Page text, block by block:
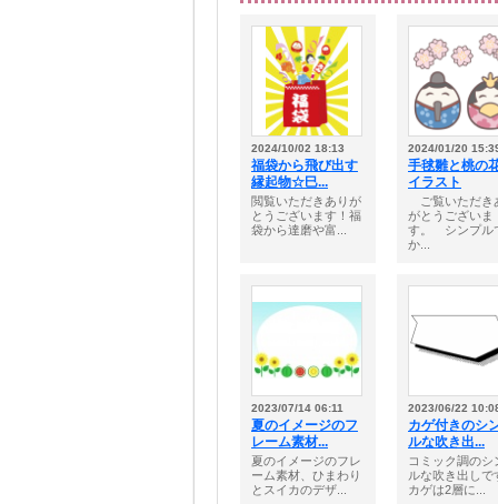
2024/10/02 18:13
福袋から飛び出す
縁起物☆巳...
閲覧いただきありが
とうございます！福
袋から達磨や富...
2024/01/20
手毬雛と桃の
イラスト
ご覧いただき
がとうございま
す。 シンプル
か...
2023/07/14 06:11
夏のイメージのフ
レーム素材...
夏のイメージのフレ
ーム素材、ひまわり
とスイカのデザ...
2023/06/22
カゲ付きのシ
ルな吹き出...
コミック調のシ
ルな吹き出しで
カゲは2層に...